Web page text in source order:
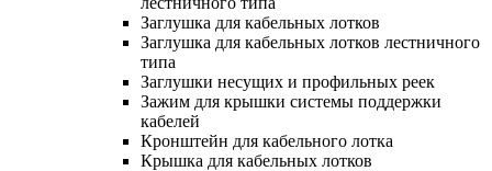
Заглушка для кабельных лотков
Заглушка для кабельных лотков лестничного
типа
Заглушки несущих и профильных реек
Зажим для крышки системы поддержки
кабелей
Кронштейн для кабельного лотка
Крышка для кабельных лотков